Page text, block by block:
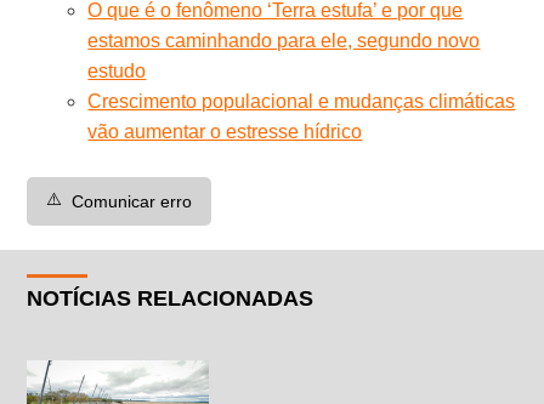
O que é o fenômeno ‘Terra estufa’ e por que
estamos caminhando para ele, segundo novo
estudo
Crescimento populacional e mudanças climáticas
vão aumentar o estresse hídrico
⚠️ Comunicar erro
NOTÍCIAS RELACIONADAS